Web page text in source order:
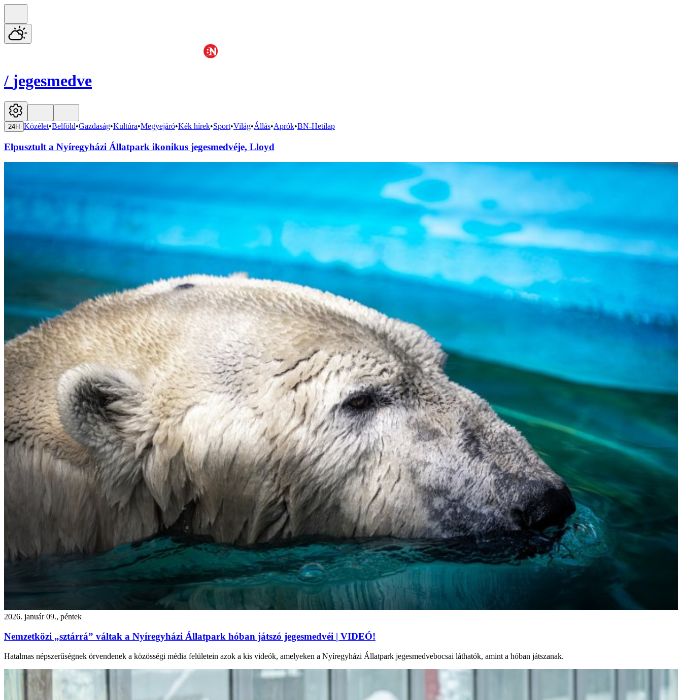
/ jegesmedve
24H Közélet•Belföld•Gazdaság•Kultúra•Megyejáró•Kék hírek•Sport•Világ•Állás•Aprók•BN-Hetilap
Elpusztult a Nyíregyházi Állatpark ikonikus jegesmedvéje, Lloyd
2026. január 09., péntek
Nemzetközi „sztárrá” váltak a Nyíregyházi Állatpark hóban játszó jegesmedvéi | VIDEÓ!
Hatalmas népszerűségnek örvendenek a közösségi média felületein azok a kis videók, amelyeken a Nyíregyházi Állatpark jegesmedvebocsai láthatók, amint a hóban játszanak.